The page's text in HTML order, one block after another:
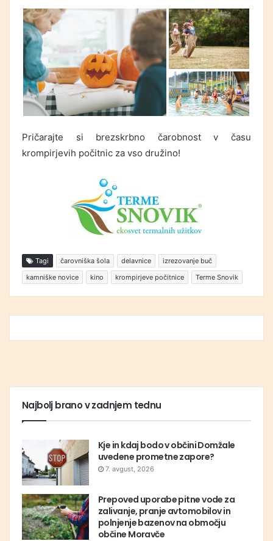
Pričarajte si brezskrbno čarobnost v času
krompirjevih počitnic za vso družino!
Tagi čarovniška šola delavnice
izrezovanje buč
kamniške novice
kino krompirjeve počitnice Terme Snovik
Najbolj brano v zadnjem tednu
Kje in kdaj bodo v občini Domžale
uvedene prometne zapore?
7. avgust, 2026
Prepoved uporabe pitne vode za
zalivanje, pranje avtomobilov in
polnjenje bazenov na območju
občine Moravče